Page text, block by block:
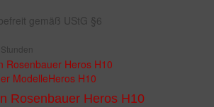
gemäß UStG §6
ModelleHeros H10
Rosenbauer Heros H10